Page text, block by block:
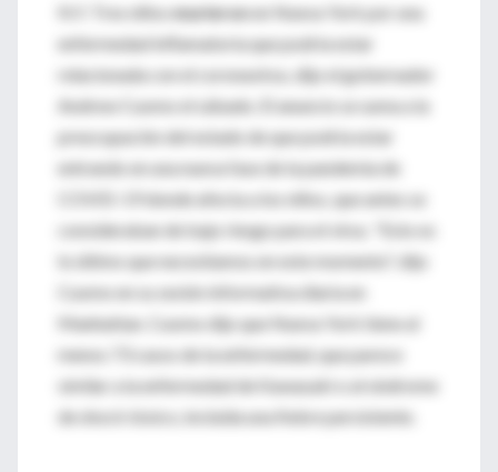
N.Y. Tres niñosmurieronen Nueva York por una
enfermedad inflamatoria que podría estar
relacionada con el coronavirus, dijo el gobernador
Andrew Cuomo el sábado. El anuncio se suma a la
preocupación del estado de que podría estar
entrando en una nueva fase de la pandemia de
COVID-19 donde afecta a los niños, que antes se
consideraban de bajo riesgo para el virus. "Esto es
lo último que necesitamos en este momento", dijo
Cuomo en su sesión informativa diaria en
Manhattan. Cuomo dijo que Nueva York tiene al
menos 73 casos de la enfermedad, que parece
similar a la enfermedad de Kawasaki o al síndrome
de shock tóxico, incluida una fiebre persistente.